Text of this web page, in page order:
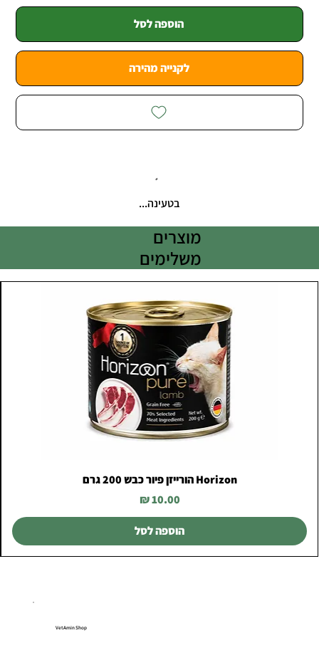
הוספה לסל
לקנייה מהירה
בטעינה...
מוצרים
משלימים
Horizon הורייזן פיור כבש 200 גרם
מחיר
הוספה לסל
VetAmin Shop